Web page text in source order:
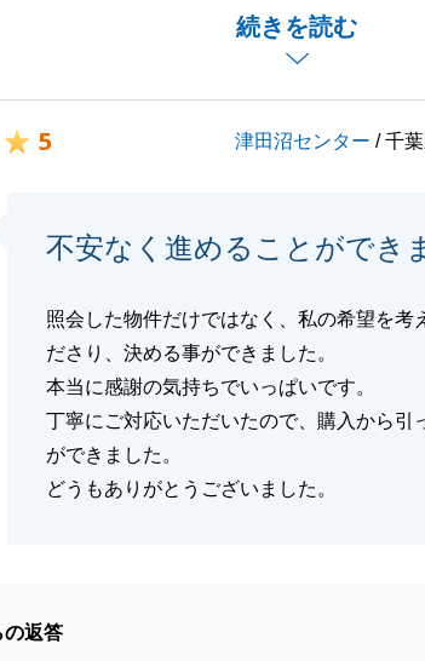
続きを読む
るお取引ができましたこと、大変うれしく思っ
終了いたしましたが、今後も何かお力になれる
閉じる
5 津田沼センター / 千
不安なく進めることができ
照会した物件だけではなく、私の希望を考
ださり、決める事ができました。
本当に感謝の気持ちでいっぱいです。
丁寧にご対応いただいたので、購入から引
ができました。
どうもありがとうございました。
の返答